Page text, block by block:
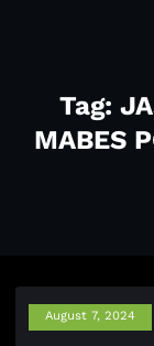
Tag:
MABES
August 7, 2024